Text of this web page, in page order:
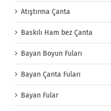
Atıştırma Çanta
Baskılı Ham bez Çanta
Bayan Boyun Fuları
Bayan Çanta Fuları
Bayan Fular